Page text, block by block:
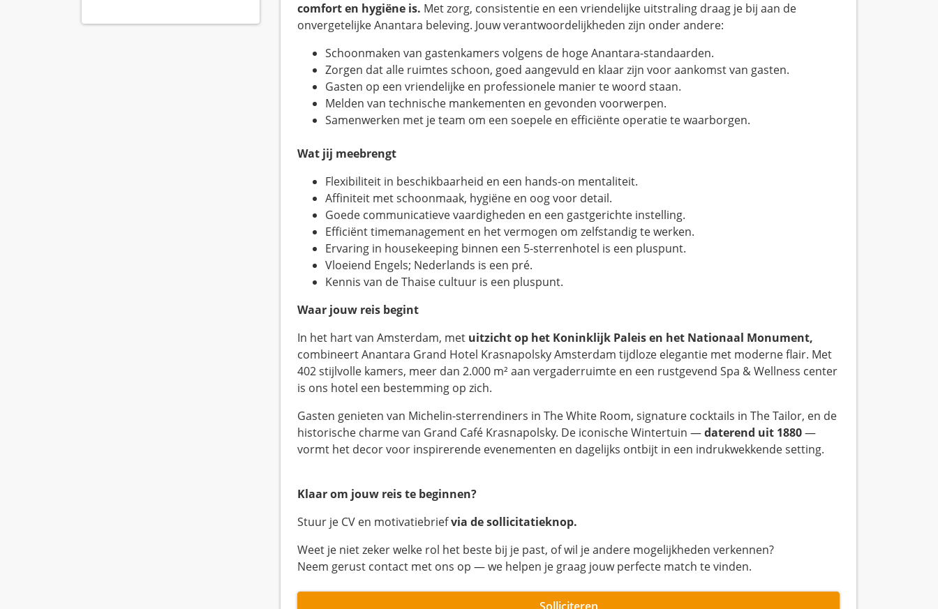
comfort en hygiëne is. Met zorg, consistentie en een vriendelijke uitstraling draag je bij aan de
onvergetelijke Anantara beleving. Jouw verantwoordelijkheden zijn onder andere:
Schoonmaken van gastenkamers volgens de hoge Anantara-standaarden.
Zorgen dat alle ruimtes schoon, goed aangevuld en klaar zijn voor aankomst van gasten.
Gasten op een vriendelijke en professionele manier te woord staan.
Melden van technische mankementen en gevonden voorwerpen.
Samenwerken met je team om een soepele en efficiënte operatie te waarborgen.
Wat jij meebrengt
Flexibiliteit in beschikbaarheid en een hands-on mentaliteit.
Affiniteit met schoonmaak, hygiëne en oog voor detail.
Goede communicatieve vaardigheden en een gastgerichte instelling.
Efficiënt timemanagement en het vermogen om zelfstandig te werken.
Ervaring in housekeeping binnen een 5-sterrenhotel is een pluspunt.
Vloeiend Engels; Nederlands is een pré.
Kennis van de Thaise cultuur is een pluspunt.
Waar jouw reis begint
In het hart van Amsterdam, met uitzicht op het Koninklijk Paleis en het Nationaal Monument,
combineert Anantara Grand Hotel Krasnapolsky Amsterdam tijdloze elegantie met moderne flair. Met
402 stijlvolle kamers, meer dan 2.000 m² aan vergaderruimte en een rustgevend Spa & Wellness center
is ons hotel een bestemming op zich.
Gasten genieten van Michelin-sterrendiners in The White Room, signature cocktails in The Tailor, en de
historische charme van Grand Café Krasnapolsky. De iconische Wintertuin —daterend uit 1880—
vormt het decor voor inspirerende evenementen en dagelijks ontbijt in een indrukwekkende setting.
Klaar om jouw reis te beginnen?
Stuur je CV en motivatiebriefvia de sollicitatieknop.
Weet je niet zeker welke rol het beste bij je past, of wil je andere mogelijkheden verkennen?
Neem gerust contact met ons op — we helpen je graag jouw perfecte match te vinden.